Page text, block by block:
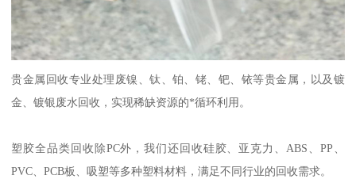
贵金属回收专业处理废镍、钛、铂、铑、钯、铱等贵金属，以及镀
金、镀银废水回收，实现稀缺资源的*循环利用。
塑胶全品类回收除PC外，我们还回收硅胶、亚克力、ABS、PP、
PVC、PCB板、吸塑等多种塑料材料，满足不同行业的回收需求。